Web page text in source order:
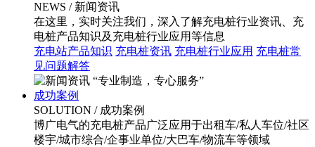
NEWS / 新闻资讯
在这里，实时关注我们，深入了解充电桩行业资讯、充
电桩产品知识及充电桩行业应用等信息
充电站产品知识 充电桩资讯 充电桩行业应用 充电桩常
见问题解答
“专业制造，专心服务”
成功案例
SOLUTION / 成功案例
博广电气的充电桩产品广泛应用于出租车/私人车位/社区
楼宇/城市综合/企事业单位/大巴车/物流车等领域